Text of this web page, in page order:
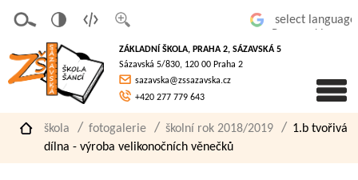
písmo
á
verze
pro
slaboz
raké
ZÁKLADNÍ ŠKOLA, PRAHA 2, SÁZAVSKÁ 5
Sázavská 5/830, 120 00 Praha 2
sazavska@zssazavska.cz
+420 277 779 643
škola fotogalerie školní rok 2018/2019
1.b tvořivá
dílna - výroba velikonočních věnečků